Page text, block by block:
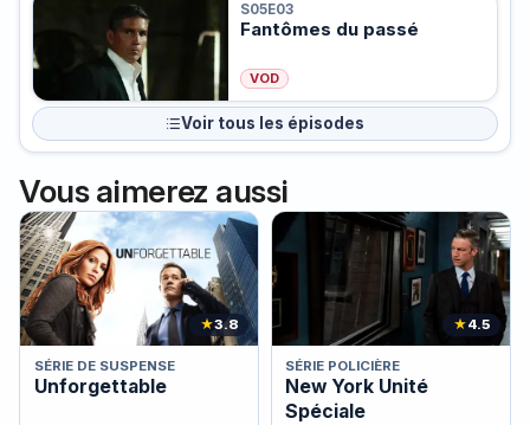
S05E03
Fantômes du passé
VOD
Voir tous les épisodes
Vous aimerez aussi
★3.8
SÉRIE DE SUSPENSE
Unforgettable
★4.5
SÉRIE POLICIÈRE
New York Unité
Spéciale